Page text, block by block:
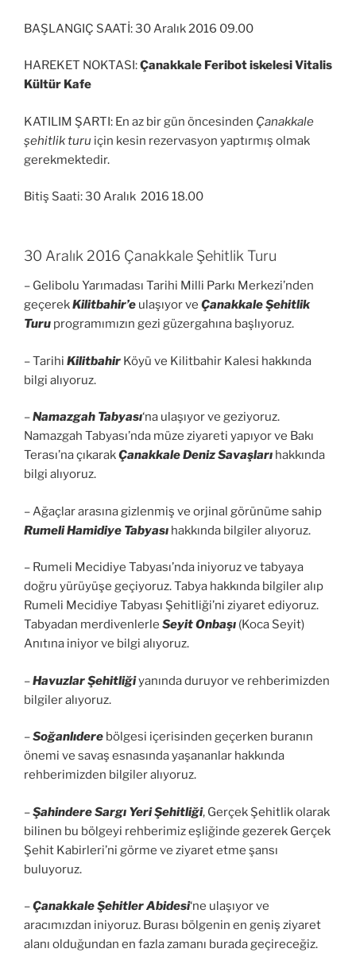
BAŞLANGIÇ SAATİ: 30 Aralık 2016 09.00
HAREKET NOKTASI:Çanakkale Feribot iskelesi Vitalis
Kültür Kafe
KATILIM ŞARTI: En az bir gün öncesinden Çanakkale
şehitlik turu için kesin rezervasyon yaptırmış olmak
gerekmektedir.
Bitiş Saati: 30 Aralık 2016 18.00
30 Aralık 2016 Çanakkale Şehitlik Turu
– Gelibolu Yarımadası Tarihi Milli Parkı Merkezi’nden
geçerekKilitbahir’e ulaşıyor ve Çanakkale Şehitlik
Turu programımızın gezi güzergahına başlıyoruz.
– Tarihi Kilitbahir Köyü ve Kilitbahir Kalesi hakkında
bilgi alıyoruz.
–Namazgah Tabyası‘na ulaşıyor ve geziyoruz.
Namazgah Tabyası’nda müze ziyareti yapıyor ve Bakı
Terası’na çıkarakÇanakkale Deniz Savaşları hakkında
bilgi alıyoruz.
– Ağaçlar arasına gizlenmiş ve orjinal görünüme sahip
Rumeli Hamidiye Tabyası hakkında bilgiler alıyoruz.
– Rumeli Mecidiye Tabyası’nda iniyoruz ve tabyaya
doğru yürüyüşe geçiyoruz. Tabya hakkında bilgiler alıp
Rumeli Mecidiye Tabyası Şehitliği’ni ziyaret ediyoruz.
Tabyadan merdivenlerle Seyit Onbaşı (Koca Seyit)
Anıtına iniyor ve bilgi alıyoruz.
–Havuzlar Şehitliğiyanında duruyor ve rehberimizden
bilgiler alıyoruz.
–Soğanlıdere bölgesi içerisinden geçerken buranın
önemi ve savaş esnasında yaşananlar hakkında
rehberimizden bilgiler alıyoruz.
–Şahindere Sargı Yeri Şehitliği, Gerçek Şehitlik olarak
bilinen bu bölgeyi rehberimiz eşliğinde gezerek Gerçek
Şehit Kabirleri’ni görme ve ziyaret etme şansı
buluyoruz.
–Çanakkale Şehitler Abidesi‘ne ulaşıyor ve
aracımızdan iniyoruz. Burası bölgenin en geniş ziyaret
alanı olduğundan en fazla zamanı burada geçireceğiz.